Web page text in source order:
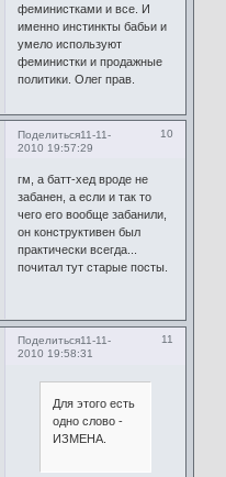
феминистками и все. И
именно инстинкты бабьи и
умело используют
феминистки и продажные
политики. Олег прав.
Поделиться 10
11-11-
2010 19:57:29
гм, а батт-хед вроде не
забанен, а если и так то
чего его вообще забанили,
он конструктивен был
практически всегда...
почитал тут старые посты.
Поделиться 11
11-11-
2010 19:58:31
Для этого есть
одно слово -
ИЗМЕНА.